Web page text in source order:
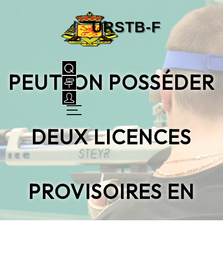
PEUT-ON POSSÉDER
DEUX LICENCES
PROVISOIRES EN